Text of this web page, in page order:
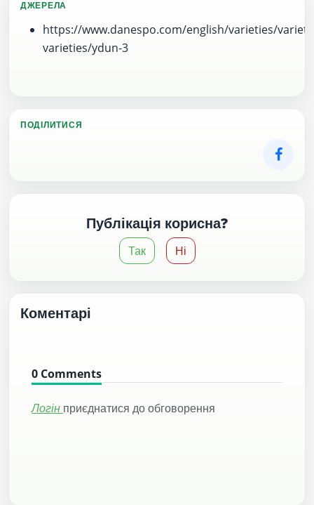
ДЖЕРЕЛА
https://www.danespo.com/english/varieties/
varieties/ydun-3
ПОДІЛИТИСЯ
Публікація корисна?
Так Ні
Коментарі
0 Comments
Логін приєднатися до обговорення